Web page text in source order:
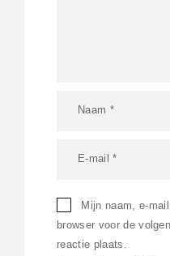
Mijn naam, e-
browser voor de
reactie plaats.